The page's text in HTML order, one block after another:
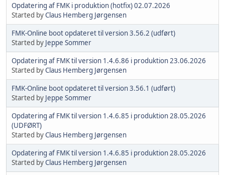
Opdatering af FMK i produktion (hotfix) 02.07.2026
Started byClaus Hemberg Jørgensen
FMK-Online boot opdateret til version 3.56.2 (udført)
Started by Jeppe Sommer
Opdatering af FMK til version 1.4.6.86 i produktion 23.06.2026
Started byClaus Hemberg Jørgensen
FMK-Online boot opdateret til version 3.56.1 (udført)
Started by Jeppe Sommer
Opdatering af FMK til version 1.4.6.85 i produktion 28.05.2026
(UDFØRT)
Started byClaus Hemberg Jørgensen
Opdatering af FMK til version 1.4.6.85 i produktion 28.05.2026
Started byClaus Hemberg Jørgensen